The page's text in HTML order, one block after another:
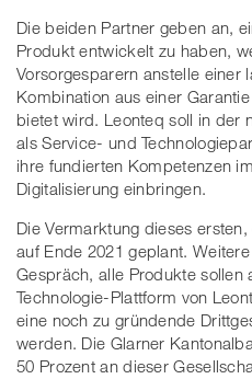
Die beiden Partner geben an,
Produkt entwickelt zu haben,
Vorsorgesparern anstelle einer
Kombination aus einer
bietet wird. Leonteq soll in der
als Service- und
ihre fundierten Kompetenzen
Digitalisierung einbringen.
Die Vermarktung dieses
auf Ende 2021 geplant.
Gespräch, alle Produkte sollen
Technologie-Plattform von
eine noch zu gründende
werden. Die Glarner
50 Prozent an dieser